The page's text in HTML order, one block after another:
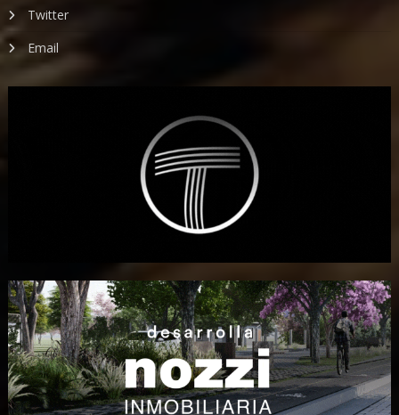
Twitter
Email